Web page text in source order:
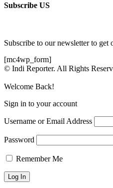
Subscribe US
Subscribe to our newsletter to get
[mc4wp_form]
© Indi Reporter. All Rights
Welcome Back!
Sign in to your account
Username or Email Address
Password
Remember Me